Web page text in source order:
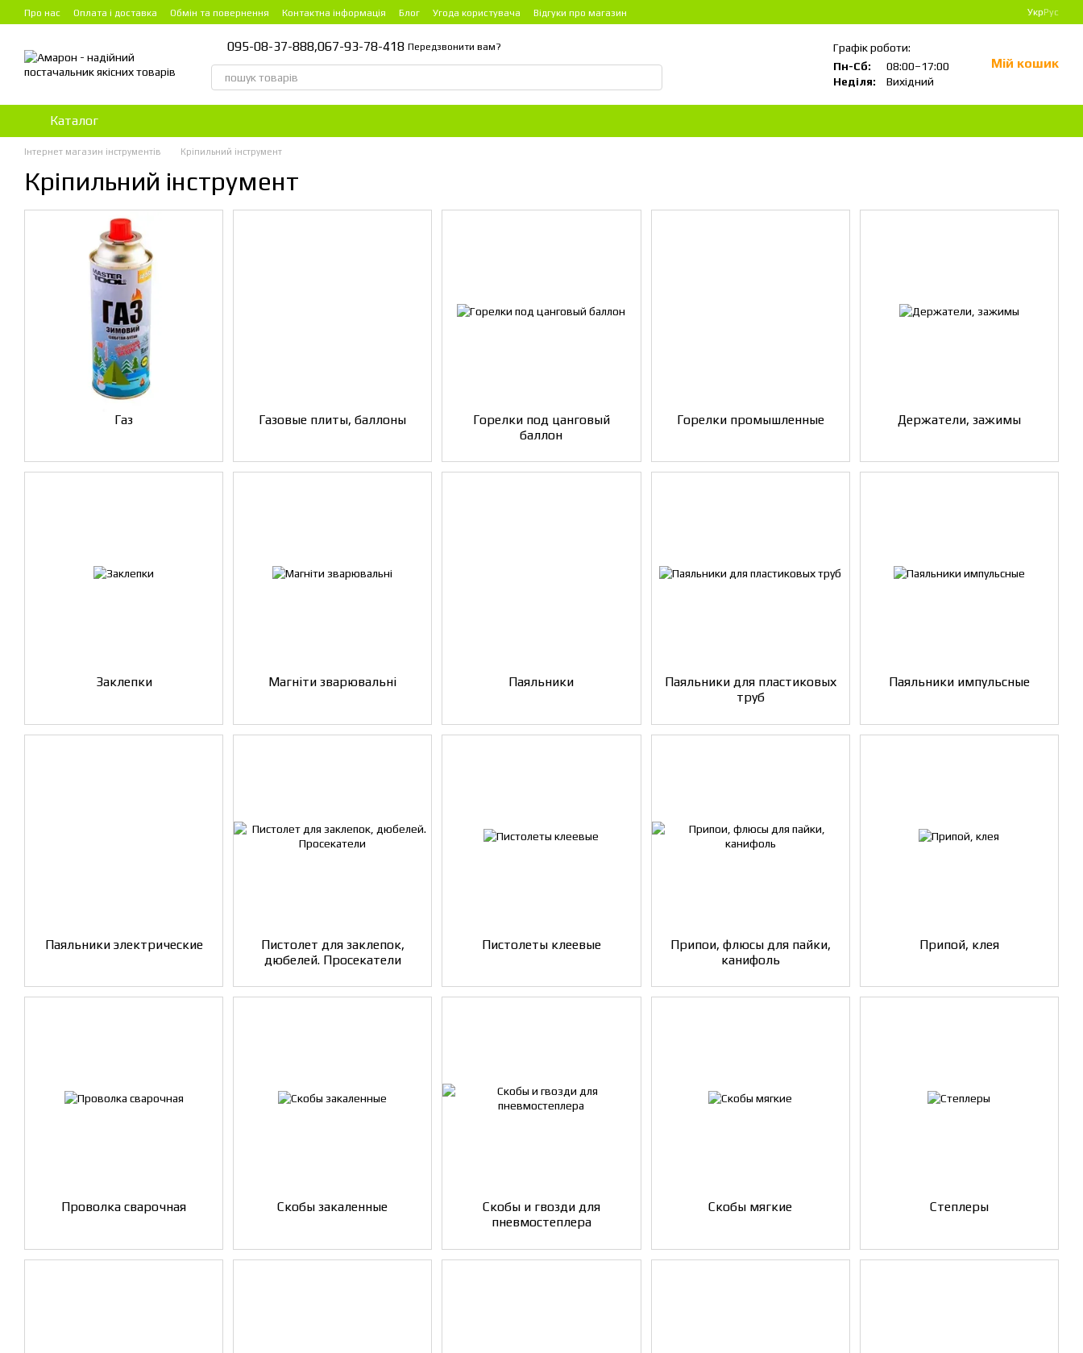
Перейти до основного контенту
Про нас Оплата і доставка Обмін та повернення Контактна інформація Блог Угода користувача Відгуки про магазин УкрРус
095-08-37-888,067-93-78-418 Передзвонити вам?
Графік роботи:
Пн-Сб:
08:00–17:00
Неділя:
Вихідний
Мій кошик
Каталог
Інтернет магазин інструментів Кріпильний інструмент
Кріпильний інструмент
Газ Газовые плиты, баллоны
Горелки под цанговый
баллон
Горелки промышленные Держатели, зажимы
Заклепки Магніти зварювальні Паяльники
Паяльники для пластиковых
труб
Паяльники импульсные
Паяльники электрические
Пистолет для заклепок,
дюбелей. Просекатели
Пистолеты клеевые
Припои, флюсы для пайки,
канифоль
Припой, клея
Проволка сварочная Скобы закаленные
Скобы и гвозди для
пневмостеплера
Скобы мягкие Степлеры